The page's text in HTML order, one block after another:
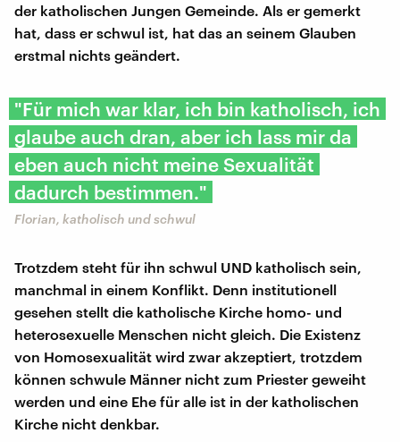
der katholischen Jungen Gemeinde. Als er gemerkt
hat, dass er schwul ist, hat das an seinem Glauben
erstmal nichts geändert.
"Für mich war klar, ich bin katholisch, ich
glaube auch dran, aber ich lass mir da
eben auch nicht meine Sexualität
dadurch bestimmen."
Florian, katholisch und schwul
Trotzdem steht für ihn schwul UND katholisch sein,
manchmal in einem Konflikt. Denn institutionell
gesehen stellt die katholische Kirche homo- und
heterosexuelle Menschen nicht gleich. Die Existenz
von Homosexualität wird zwar akzeptiert, trotzdem
können schwule Männer nicht zum Priester geweiht
werden und eine Ehe für alle ist in der katholischen
Kirche nicht denkbar.